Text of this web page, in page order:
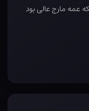
مارج عالی بود